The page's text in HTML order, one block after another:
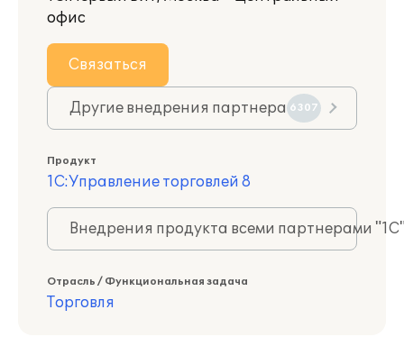
офис
Связаться
Другие внедрения партнера 6307
Продукт
1С:Управление торговлей 8
Внедрения продукта всеми партнерами
Отрасль / Функциональная задача
Торговля